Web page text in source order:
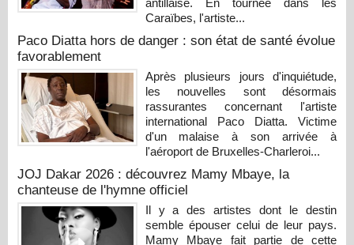
antillaise. En tournée dans les
Caraïbes, l'artiste...
Paco Diatta hors de danger : son état de santé évolue
favorablement
Après plusieurs jours d'inquiétude,
les nouvelles sont désormais
rassurantes concernant l'artiste
international Paco Diatta. Victime
d'un malaise à son arrivée à
l'aéroport de Bruxelles-Charleroi...
JOJ Dakar 2026 : découvrez Mamy Mbaye, la
chanteuse de l'hymne officiel
Il y a des artistes dont le destin
semble épouser celui de leur pays.
Mamy Mbaye fait partie de cette